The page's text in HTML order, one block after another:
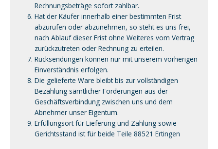
Rechnungsbeträge sofort zahlbar.
Hat der Käufer innerhalb einer bestimmten Frist
abzurufen oder abzunehmen, so steht es uns frei,
nach Ablauf dieser Frist ohne Weiteres vom Vertrag
zurückzutreten oder Rechnung zu erteilen.
Rücksendungen können nur mit unserem vorherigen
Einverständnis erfolgen.
Die gelieferte Ware bleibt bis zur vollständigen
Bezahlung sämtlicher Forderungen aus der
Geschäftsverbindung zwischen uns und dem
Abnehmer unser Eigentum.
Erfüllungsort für Lieferung und Zahlung sowie
Gerichtsstand ist für beide Teile 88521 Ertingen